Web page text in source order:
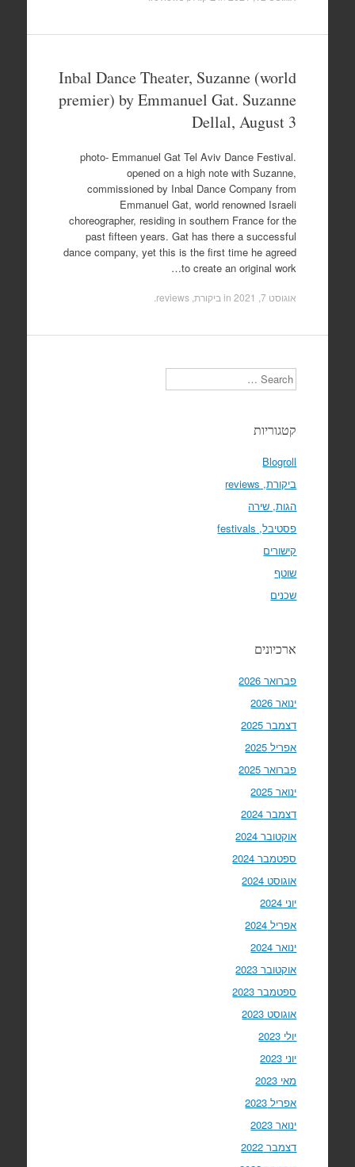
Inbal Dance Theater, Suzanne (world
premier) by Emmanuel Gat. Suzanne
Dellal, August 3
.photo- Emmanuel Gat Tel Aviv Dance Festival
opened on a high note with Suzanne,
commissioned by Inbal Dance Company from
Emmanuel Gat, world renowned Israeli
choreographer, residing in southern France for the
past fifteen years. Gat has there a successful
dance company, yet this is the first time he agreed
to create an original work…
אוגוסט 7, 2021 in ביקורת, reviews
Search
קטגוריות
Blogroll
ביקורת, reviews
הגות, שירה
פסטיבל, festivals
קישורים
שוטף
שכנים
ארכיונים
פברואר 2026
ינואר 2026
דצמבר 2025
אפריל 2025
פברואר 2025
ינואר 2025
דצמבר 2024
אוקטובר 2024
ספטמבר 2024
אוגוסט 2024
יוני 2024
אפריל 2024
ינואר 2024
אוקטובר 2023
ספטמבר 2023
אוגוסט 2023
יולי 2023
יוני 2023
מאי 2023
אפריל 2023
ינואר 2023
דצמבר 2022